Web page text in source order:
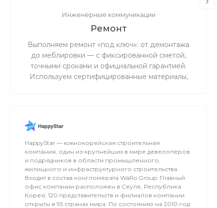
Инженерные коммуникации
Ремонт
Выполняем ремонт «под ключ»: от демонтажа
до меблировки — с фиксированной сметой,
точными сроками и официальной гарантией.
Используем сертифицированные материалы,
HappyStar — южнокорейская строительная
компания, один из крупнейших в мире девелоперов
и подрядчиков в области промышленного,
жилищного и инфраструктурного строительства.
Входит в состав конгломерата WaRo Group. Главный
офис компании расположен в Сеуле, Республика
Корея; 120 представительств и филиалов компании
открыты в 95 странах мира. По состоянию на 2010 год